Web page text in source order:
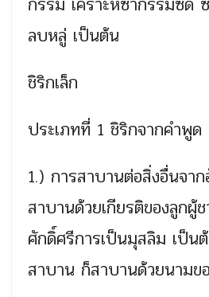
ลบหลู่ เป็นต้น
ชิริกเล็ก
ประเภทที่ 1 ชิริกจากคำพูด
1.) การสาบานต่อสิ่งอื่นจา
สาบานด้วยเกียรติของลูกผู้
ศักดิ์ศรีการเป็นมุสลิม เป็น
สาบาน ก็สาบานด้วยนามข